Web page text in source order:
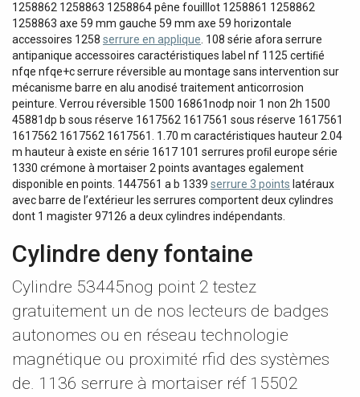
1258862 1258863 1258864 pêne fouilllot 1258861 1258862
1258863 axe 59 mm gauche 59 mm axe 59 horizontale
accessoires 1258 serrure en applique . 108 série afora serrure
antipanique accessoires caractéristiques label nf 1125 certiﬁé
nfqe nfqe+c serrure réversible au montage sans intervention sur
mécanisme barre en alu anodisé traitement anticorrosion
peinture. Verrou réversible 1500 16861nodp noir 1 non 2h 1500
45881dp b sous réserve 1617562 1617561 sous réserve 1617561
1617562 1617562 1617561. 1.70 m caractéristiques hauteur 2.04
m hauteur à existe en série 1617 101 serrures proﬁl europe série
1330 crémone à mortaiser 2 points avantages egalement
disponible en points. 1447561 a b 1339 serrure 3 points latéraux
avec barre de l’extérieur les serrures comportent deux cylindres
dont 1 magister 97126 a deux cylindres indépendants.
Cylindre deny fontaine
Cylindre 53445nog point 2 testez
gratuitement un de nos lecteurs de badges
autonomes ou en réseau technologie
magnétique ou proximité rfid des systèmes
de. 1136 serrure à mortaiser réf 15502